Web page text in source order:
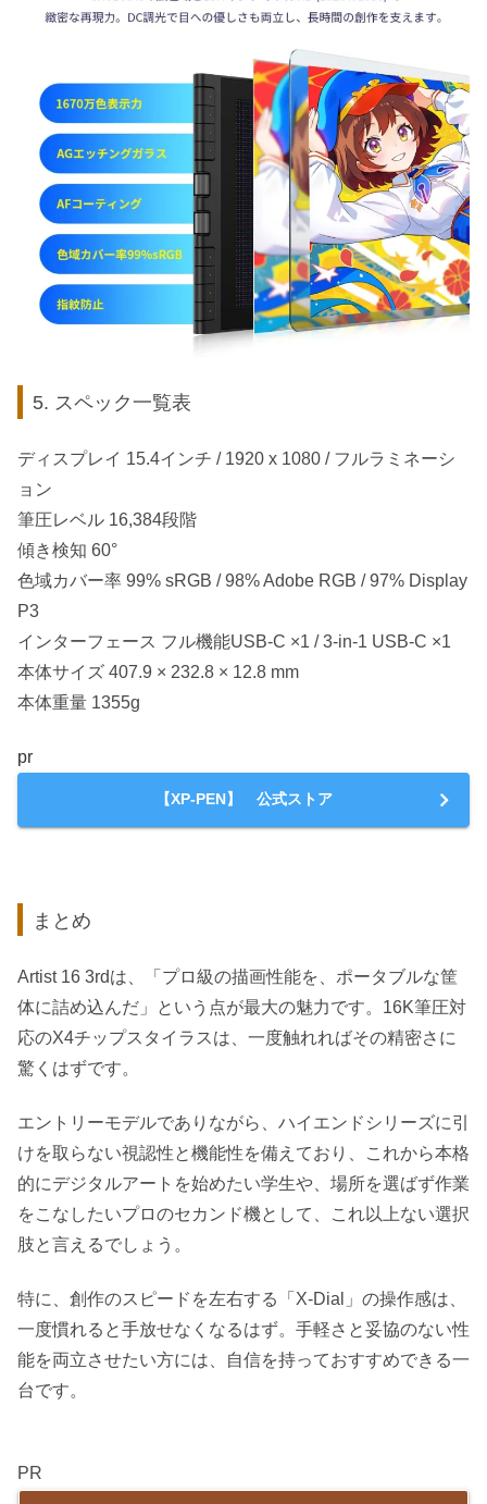
5. スペック一覧表
ディスプレイ 15.4インチ / 1920 x 1080 / フルラミネーシ
ョン
筆圧レベル 16,384段階
傾き検知 60°
色域カバー率 99% sRGB / 98% Adobe RGB / 97% Display
P3
インターフェース フル機能USB-C ×1 / 3-in-1 USB-C ×1
本体サイズ 407.9 × 232.8 × 12.8 mm
本体重量 1355g
pr
【XP-PEN】 公式ストア
まとめ
Artist 16 3rdは、「プロ級の描画性能を、ポータブルな筐
体に詰め込んだ」という点が最大の魅力です。16K筆圧対
応のX4チップスタイラスは、一度触れればその精密さに
驚くはずです。
エントリーモデルでありながら、ハイエンドシリーズに引
けを取らない視認性と機能性を備えており、これから本格
的にデジタルアートを始めたい学生や、場所を選ばず作業
をこなしたいプロのセカンド機として、これ以上ない選択
肢と言えるでしょう。
特に、創作のスピードを左右する「X-Dial」の操作感は、
一度慣れると手放せなくなるはず。手軽さと妥協のない性
能を両立させたい方には、自信を持っておすすめできる一
台です。
PR